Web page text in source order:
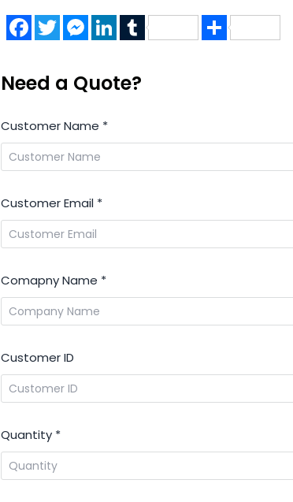
FacebookTwitterMessenger
LinkedInTumblr Share
Need a Quote?
Customer Name *
Customer Email *
Comapny Name *
Customer ID
Quantity *